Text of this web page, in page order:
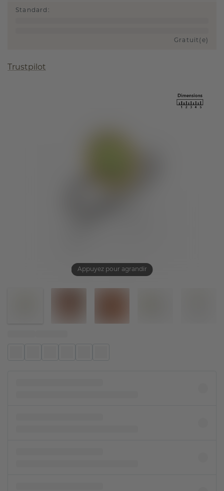
Appuyez pour agrandir
Standard :
Gratuit(e)
Trustpilot